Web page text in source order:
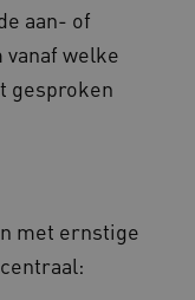
aan- of
vanaf welke
gesproken
met ernstige